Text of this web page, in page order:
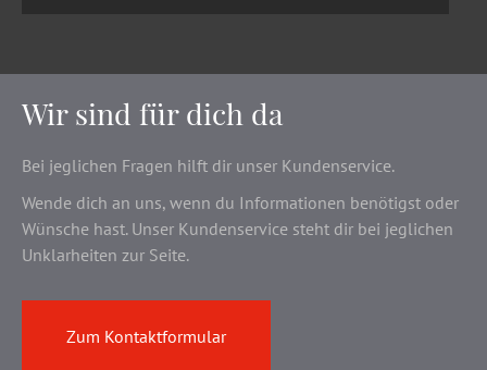
Wir sind für dich da
Bei jeglichen Fragen hilft dir unser Kundenservice.
Wende dich an uns, wenn du Informationen benötigst oder
Wünsche hast. Unser Kundenservice steht dir bei jeglichen
Unklarheiten zur Seite.
Zum Kontaktformular